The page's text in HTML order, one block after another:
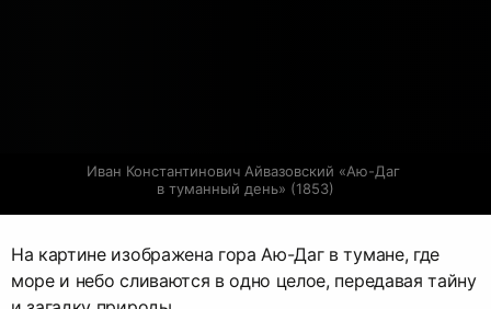
Иван Константинович Айвазовский «Аю-Даг
в туманный день» (1853)
На картине изображена гора Аю-Даг в тумане, где
море и небо сливаются в одно целое, передавая тайну